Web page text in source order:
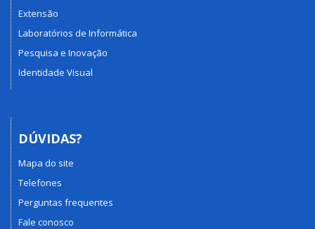
Extensão
Laboratórios de Informática
Pesquisa e Inovação
Identidade Visual
DÚVIDAS?
Mapa do site
Telefones
Perguntas frequentes
Fale conosco